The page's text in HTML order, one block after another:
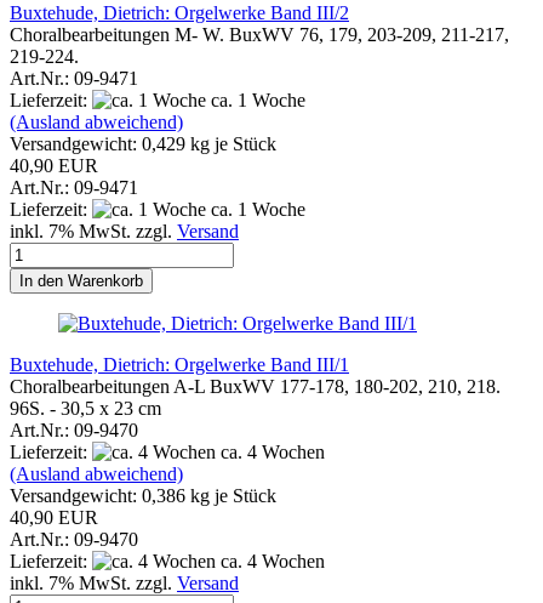
Buxtehude, Dietrich: Orgelwerke Band III/2
Choralbearbeitungen M- W. BuxWV 76, 179, 203-209, 211-217,
219-224.
Art.Nr.: 09-9471
Lieferzeit:
ca. 1 Woche
(Ausland abweichend)
Versandgewicht: 0,429 kg je Stück
40,90 EUR
Art.Nr.: 09-9471
Lieferzeit:
ca. 1 Woche
inkl. 7% MwSt. zzgl. Versand
In den Warenkorb
Buxtehude, Dietrich: Orgelwerke Band III/1
Choralbearbeitungen A-L BuxWV 177-178, 180-202, 210, 218.
96S. - 30,5 x 23 cm
Art.Nr.: 09-9470
Lieferzeit:
ca. 4 Wochen
(Ausland abweichend)
Versandgewicht: 0,386 kg je Stück
40,90 EUR
Art.Nr.: 09-9470
Lieferzeit:
ca. 4 Wochen
inkl. 7% MwSt. zzgl. Versand